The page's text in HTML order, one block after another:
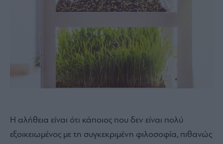
Η αλήθεια είναι ότι κάποιος που δεν είναι πολύ
εξοικειωμένος με τη συγκεκριμένη φιλοσοφία, πιθανώς